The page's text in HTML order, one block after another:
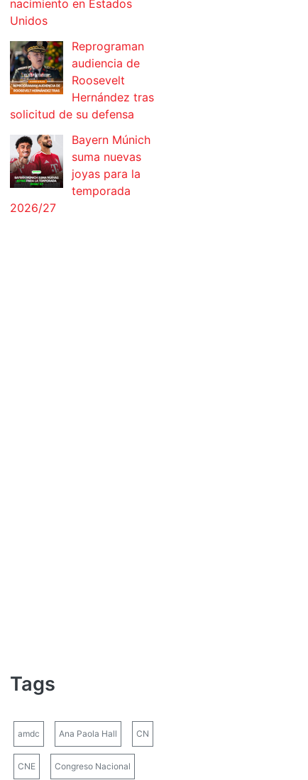
nacimiento en Estados
Unidos
Reprograman
audiencia de
Roosevelt
Hernández tras
solicitud de su defensa
Bayern Múnich
suma nuevas
joyas para la
temporada
2026/27
Tags
amdc Ana Paola Hall CN
CNE Congreso Nacional